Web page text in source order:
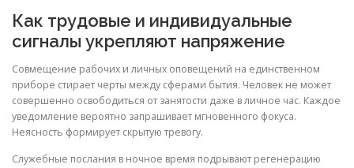
Как трудовые и индивидуальные
сигналы укрепляют напряжение
Совмещение рабочих и личных оповещений на единственном
приборе стирает черты между сферами бытия. Человек не может
совершенно освободиться от занятости даже в личное час. Каждое
уведомление вероятно запрашивает мгновенного фокуса.
Неясность формирует скрытую тревогу.
Служебные послания в ночное время подрывают регенерацию